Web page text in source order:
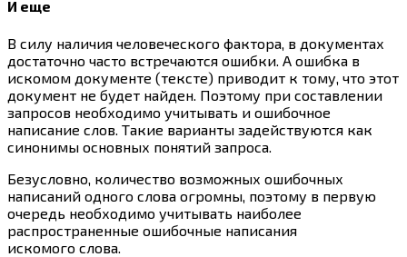
И еще
В силу наличия человеческого фактора, в документах
достаточно часто встречаются ошибки. А ошибка в
искомом документе (тексте) приводит к тому, что этот
документ не будет найден. Поэтому при составлении
запросов необходимо учитывать и ошибочное
написание слов. Такие варианты задействуются как
синонимы основных понятий запроса.
Безусловно, количество возможных ошибочных
написаний одного слова огромны, поэтому в первую
очередь необходимо учитывать наиболее
распространенные ошибочные написания
искомого слова.